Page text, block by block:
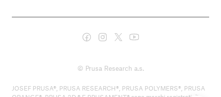
© Prusa Research a.s.
JOSEF PRUSA®, PRUSA RESEARCH®, PRUSA POLYMERS®, PRUSA